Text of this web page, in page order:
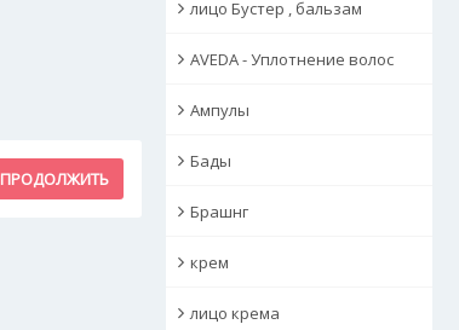
лицо Бустер , бальзам
AVEDA - Уплотнение волос
Ампулы
Бады
Брашнг
крем
лицо крема
ПРОДОЛЖИТЬ